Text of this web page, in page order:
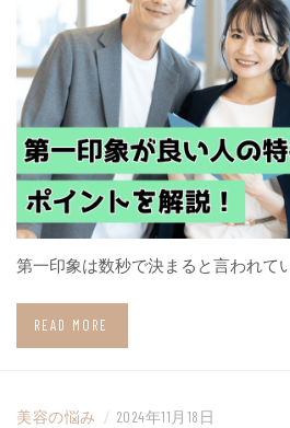
第一印象は数秒で決まると言われて
READ MORE
美容の悩み / 2024年11月18日